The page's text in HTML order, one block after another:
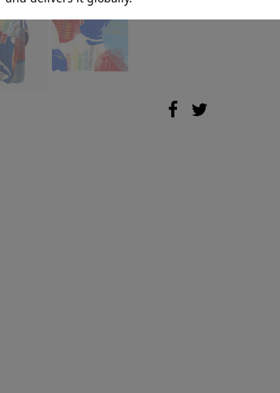
2006 A/W COLLECTION 'KANON'
2006 S/S COLLECTION 'BUTTER'